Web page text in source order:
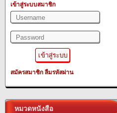
เข้าสู่ระบบสมาชิก
สมัครสมาชิก ลืมรหัสผ่าน
หมวดหนังสือ